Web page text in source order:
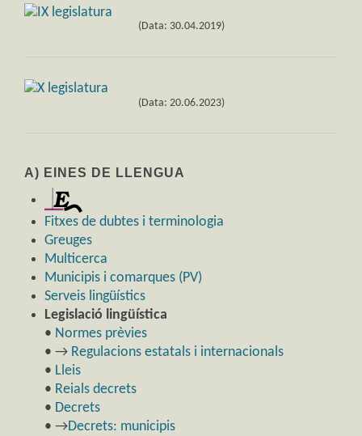
(Data: 30.04.2019)
(Data: 20.06.2023)
A) EINES DE LLENGUA
Fitxes de dubtes i terminologia
Greuges
Multicerca
Municipis i comarques (PV)
Serveis lingüístics
Legislació lingüística
• Normes prèvies
• → Regulacions estatals i internacionals
• Lleis
• Reials decrets
• Decrets
• →Decrets: municipis